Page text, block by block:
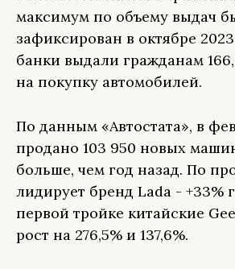
максимум по объему выдач
зафиксирован в октябре
банки выдали гражданам
на покупку автомобилей.
По данным «Автостата», в
продано 103 950 новых
больше, чем год назад. По
лидирует бренд Lada - +33%
первой тройке китайские
рост на 276,5% и 137,6%.